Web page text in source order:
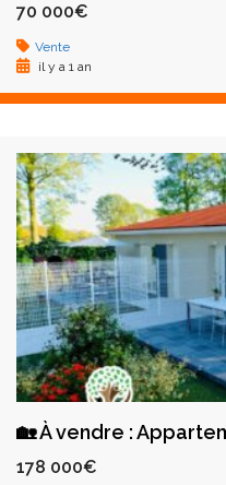
70 000€
Vente
il y a 1 an
178 000€